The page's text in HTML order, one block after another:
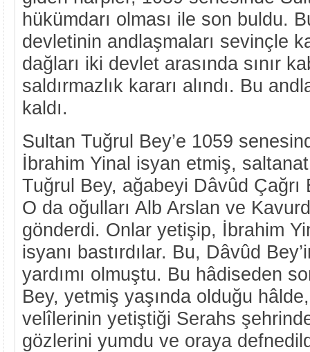
hükümdarı olması ile son buldu.
devletinin andlaşmaları sevinçle
dağları iki devlet arasında sınır
saldırmazlık kararı alındı. Bu
kaldı.
Sultan Tuğrul Bey’e 1059
İbrahim Yinal isyan etmiş, saltanat
Tuğrul Bey, ağabeyi Dâvûd Çağrı
O da oğulları Alb Arslan ve
gönderdi. Onlar yetişip, İbrahim
isyanı bastırdılar. Bu, Dâvûd
yardımı olmuştu. Bu hâdiseden
Bey, yetmiş yaşında olduğu
velîlerinin yetiştiği Serahs
gözlerini yumdu ve oraya